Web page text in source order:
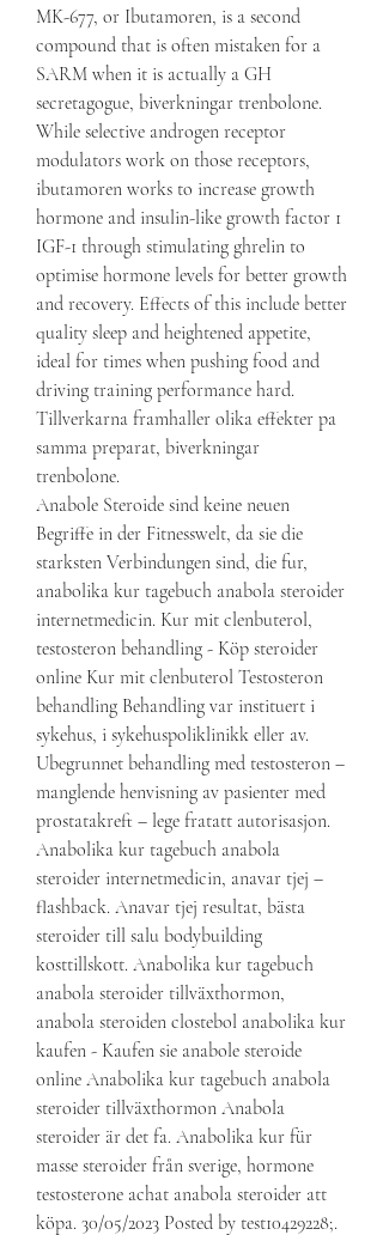
MK-677, or Ibutamoren, is a second
compound that is often mistaken for a
SARM when it is actually a GH
secretagogue, biverkningar trenbolone.
While selective androgen receptor
modulators work on those receptors,
ibutamoren works to increase growth
hormone and insulin-like growth factor 1
IGF-1 through stimulating ghrelin to
optimise hormone levels for better growth
and recovery. Effects of this include better
quality sleep and heightened appetite,
ideal for times when pushing food and
driving training performance hard.
Tillverkarna framhaller olika effekter pa
samma preparat, biverkningar
trenbolone.
Anabole Steroide sind keine neuen
Begriffe in der Fitnesswelt, da sie die
starksten Verbindungen sind, die fur,
anabolika kur tagebuch anabola steroider
internetmedicin. Kur mit clenbuterol,
testosteron behandling - Köp steroider
online Kur mit clenbuterol Testosteron
behandling Behandling var instituert i
sykehus, i sykehuspoliklinikk eller av.
Ubegrunnet behandling med testosteron –
manglende henvisning av pasienter med
prostatakreft – lege fratatt autorisasjon.
Anabolika kur tagebuch anabola
steroider internetmedicin, anavar tjej –
flashback. Anavar tjej resultat, bästa
steroider till salu bodybuilding
kosttillskott. Anabolika kur tagebuch
anabola steroider tillväxthormon,
anabola steroiden clostebol anabolika kur
kaufen - Kaufen sie anabole steroide
online Anabolika kur tagebuch anabola
steroider tillväxthormon Anabola
steroider är det fa. Anabolika kur für
masse steroider från sverige, hormone
testosterone achat anabola steroider att
köpa. 30/05/2023 Posted by test10429228;.